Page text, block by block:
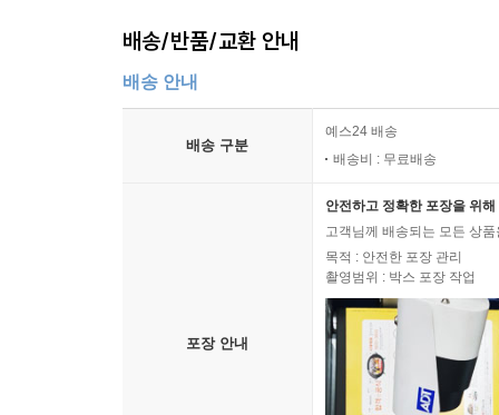
Imbalanced Data 29
Data Splitting 31
Data Splitting Strategy for Online Systems 31
Summary 34
배송/반품/교환 안내
배송 안내
배송 구분
예스24 배송
배송비 : 무료배송
포장 안내
안전하고 정확한 포장을 위
고객님께 배송되는 모든 상
목적 : 안전한 포장 관리
촬영범위 : 박스 포장 작업